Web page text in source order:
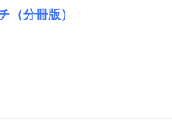
（分冊版）